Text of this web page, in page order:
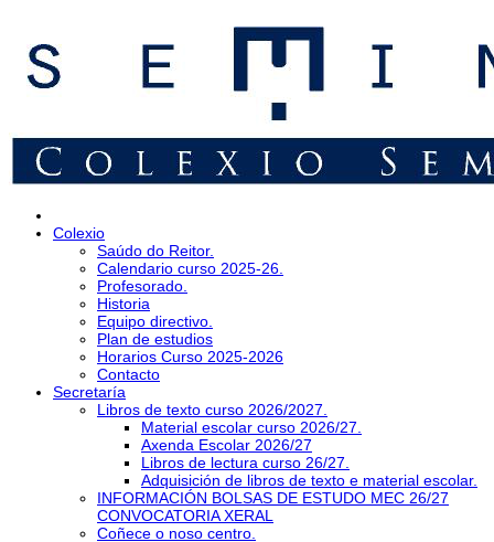
Colexio
Saúdo do Reitor.
Calendario curso 2025-26.
Profesorado.
Historia
Equipo directivo.
Plan de estudios
Horarios Curso 2025-2026
Contacto
Secretaría
Libros de texto curso 2026/2027.
Material escolar curso 2026/27.
Axenda Escolar 2026/27
Libros de lectura curso 26/27.
Adquisición de libros de texto e material escolar.
INFORMACIÓN BOLSAS DE ESTUDO MEC 26/27
CONVOCATORIA XERAL
Coñece o noso centro.